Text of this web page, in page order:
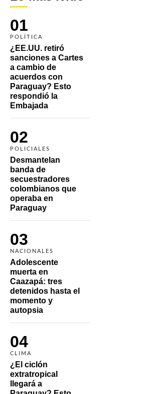
01
POLÍTICA
¿EE.UU. retiró
sanciones a Cartes
a cambio de
acuerdos con
Paraguay? Esto
respondió la
Embajada
02
POLICIALES
Desmantelan
banda de
secuestradores
colombianos que
operaba en
Paraguay
03
NACIONALES
Adolescente
muerta en
Caazapá: tres
detenidos hasta el
momento y
autopsia
04
CLIMA
¿El ciclón
extratropical
llegará a